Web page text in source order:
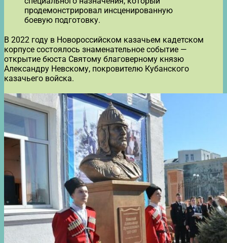
продемонстрировал инсценированную
боевую подготовку.
В 2022 году в Новороссийском казачьем кадетском
корпусе состоялось знаменательное событие —
открытие бюста Святому благоверному князю
Александру Невскому, покровителю Кубанского
казачьего войска.